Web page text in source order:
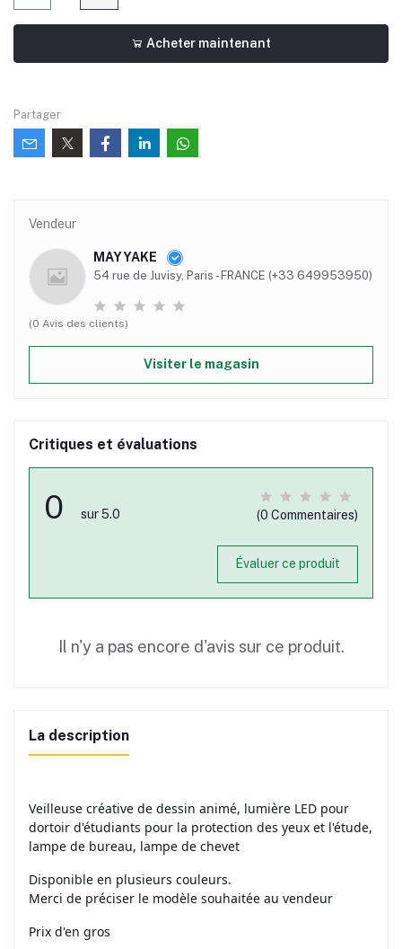
Acheter maintenant
Partager
Vendeur
MAYYAKE
54 rue de Juvisy, Paris - FRANCE (+33 649953950)
(0 Avis des clients)
Visiter le magasin
Critiques et évaluations
0 sur 5.0 (0 Commentaires)
Évaluer ce produit
Il n'y a pas encore d'avis sur ce produit.
La description
Veilleuse créative de dessin animé, lumière LED pour
dortoir d'étudiants pour la protection des yeux et l'étude,
lampe de bureau, lampe de chevet
Disponible en plusieurs couleurs.
Merci de préciser le modèle souhaitée au vendeur
Prix d'en gros